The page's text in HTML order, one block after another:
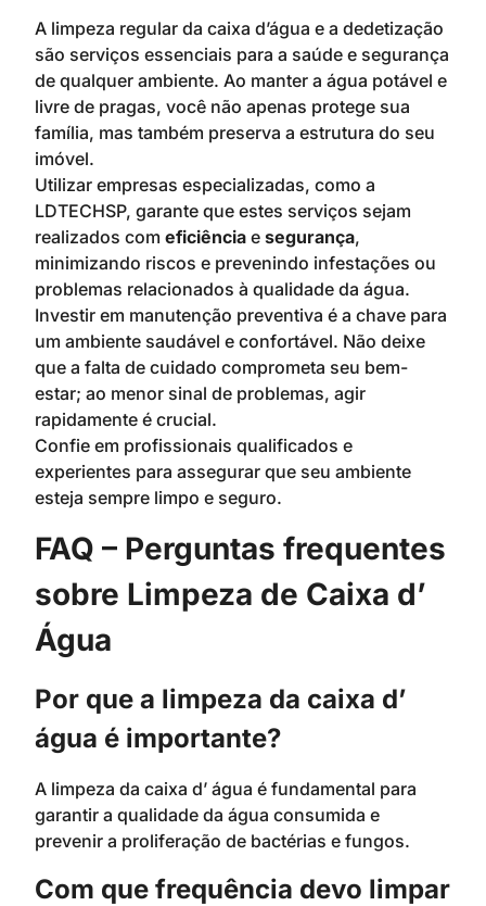
A limpeza regular da caixa d’água e a dedetização
são serviços essenciais para a saúde e segurança
de qualquer ambiente. Ao manter a água potável e
livre de pragas, você não apenas protege sua
família, mas também preserva a estrutura do seu
imóvel.
Utilizar empresas especializadas, como a
LDTECHSP, garante que estes serviços sejam
realizados com eficiência e segurança,
minimizando riscos e prevenindo infestações ou
problemas relacionados à qualidade da água.
Investir em manutenção preventiva é a chave para
um ambiente saudável e confortável. Não deixe
que a falta de cuidado comprometa seu bem-
estar; ao menor sinal de problemas, agir
rapidamente é crucial.
Confie em profissionais qualificados e
experientes para assegurar que seu ambiente
esteja sempre limpo e seguro.
FAQ – Perguntas frequentes
sobre Limpeza de Caixa d’
Água
Por que a limpeza da caixa d’
água é importante?
A limpeza da caixa d’ água é fundamental para
garantir a qualidade da água consumida e
prevenir a proliferação de bactérias e fungos.
Com que frequência devo limpar